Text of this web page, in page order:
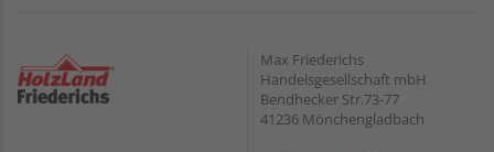
Max Friederichs
Handelsgesellschaft mbH
Bendhecker Str.73-77
41236 Mönchengladbach